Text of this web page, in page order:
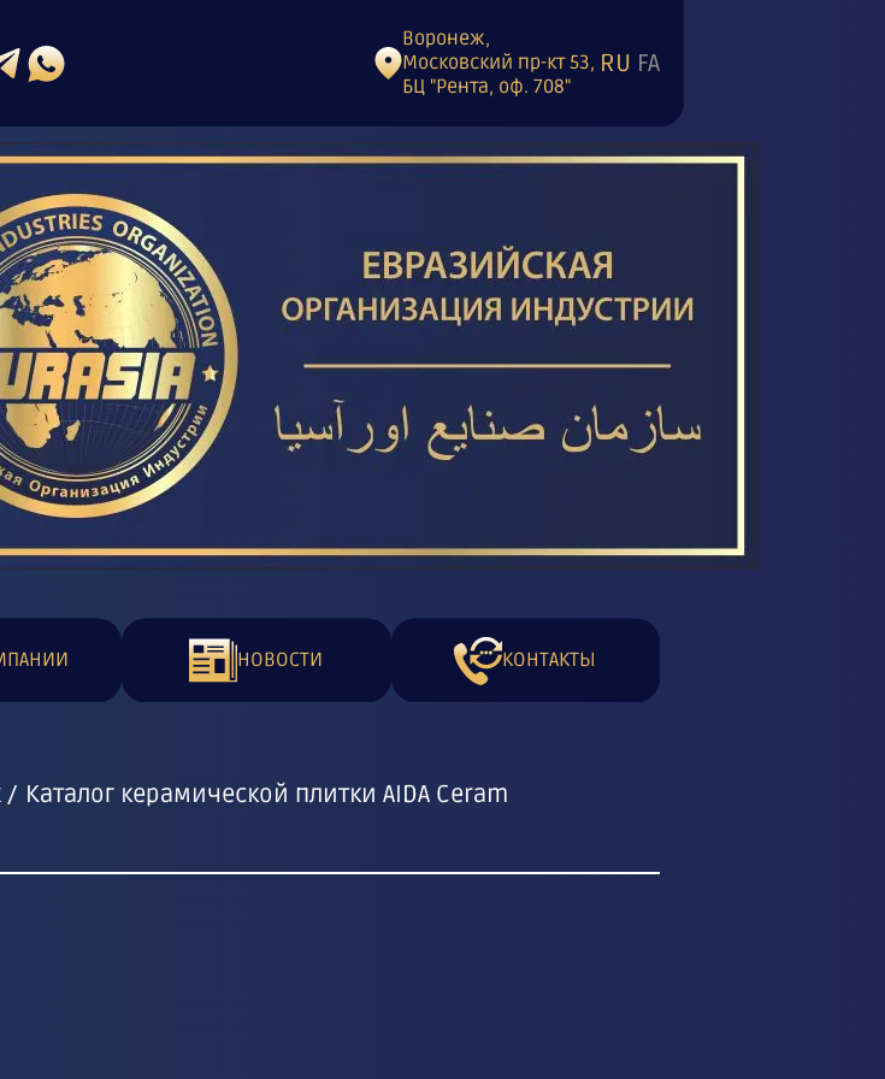
Воронеж,
Московский пр-кт 53,
БЦ "Рента, оф. 708"
RU FA
НОВОСТИ КОНТАКТЫ
Каталог керамической плитки AIDA Ceram